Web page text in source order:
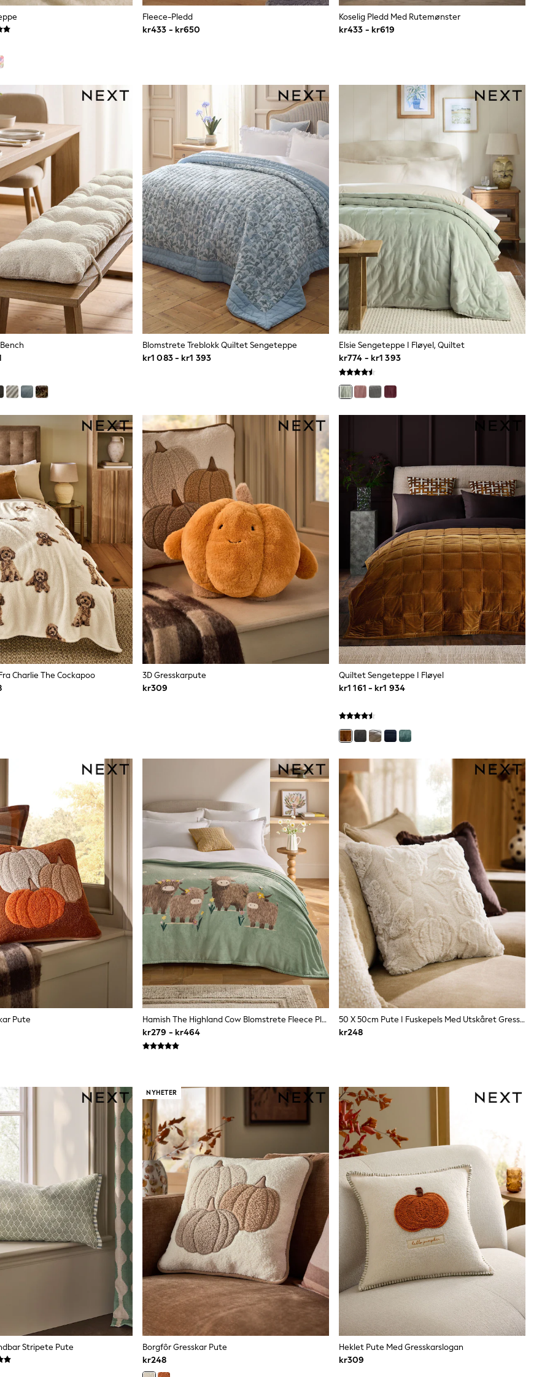
Fleece-Pledd
kr433 - kr650
Koselig Pledd Med Rutemønster
kr433 - kr619
Blomstrete Treblokk Quiltet Sengeteppe
kr1 083 - kr1 393
Elsie Sengeteppe I Fløyel, Quiltet
kr774 - kr1 393
Charlie The Cockapoo
3D Gresskarpute
kr309
Quiltet Sengeteppe I Fløyel
kr1 161 - kr1 934
Pute
Hamish The Highland Cow Blomstrete Fleece Pledd
kr279 - kr464
50 X 50cm Pute I Fuskepels Med Utskåret Gresskar
kr248
Stripete Pute
NYHETER
Borgfôr Gresskar Pute
kr248
Heklet Pute Med Gresskarslogan
kr309